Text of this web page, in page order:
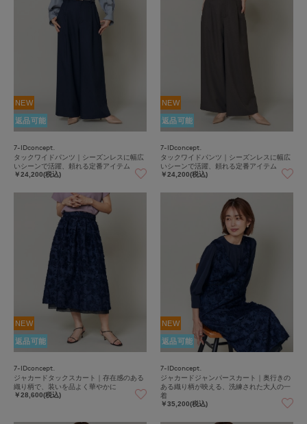
NEW
返品可能
7-IDconcept.
タックワイドパンツ｜シーズンレスに幅広
いシーンで活躍、頼れる定番アイテム
￥24,200(税込)
NEW
返品可能
7-IDconcept.
タックワイドパンツ｜シーズンレスに幅広
いシーンで活躍、頼れる定番アイテム
￥24,200(税込)
NEW
返品可能
7-IDconcept.
ジャカードタックスカート｜存在感のある
織り柄で、装いを品よく華やかに
￥28,600(税込)
NEW
返品可能
7-IDconcept.
ジャカードジャンパースカート｜奥行きの
ある織り柄が映える、洗練された大人の一
着
￥35,200(税込)